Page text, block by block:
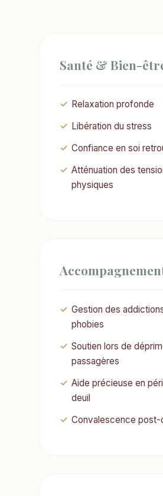
Santé & Bien-
Relaxation profonde
Libération du stress
Confiance en soi
Atténuation des
physiques
Gestion des
phobies
Soutien lors de
passagères
Aide précieuse en
deuil
Convalescence post-